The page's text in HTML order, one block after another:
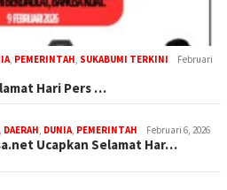
, PEMERINTAH, SUKABUMI TERKINI
Februari
Hari Pers …
, DAERAH, DUNIA, PEMERINTAH Februari 6, 2026
Ucapkan Selamat Har…